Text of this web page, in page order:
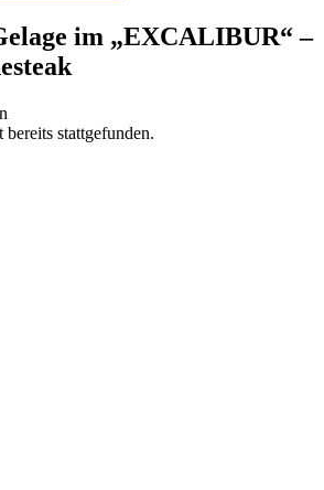
im „EXCALIBUR“ –
bereits stattgefunden.